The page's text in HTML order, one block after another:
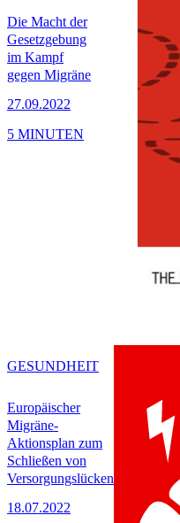
Die Macht der
Gesetzgebung
im Kampf
gegen Migräne
27.09.2022
5 MINUTEN
Europäischer
Migräne-
Aktionsplan zum
Schließen von
Versorgungslücken
18.07.2022
GESUNDHEIT